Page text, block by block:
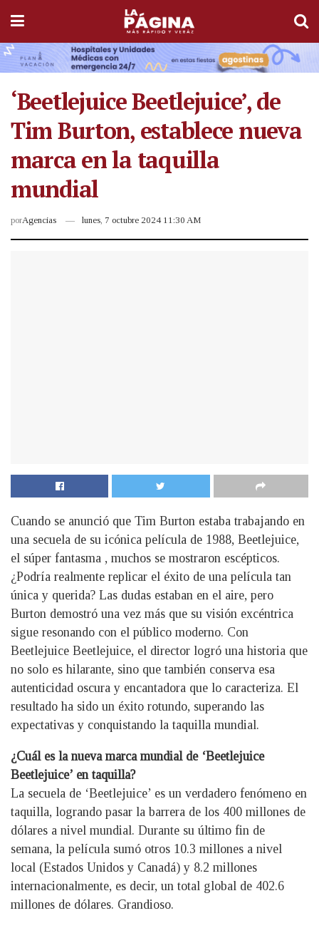
‘Beetlejuice Beetlejuice’, de
Tim Burton, establece nueva
marca en la taquilla
mundial
porAgencias lunes, 7 octubre 2024 11:30 AM
Cuando se anunció que Tim Burton estaba trabajando en
una secuela de su icónica película de 1988, Beetlejuice,
el súper fantasma , muchos se mostraron escépticos.
¿Podría realmente replicar el éxito de una película tan
única y querida? Las dudas estaban en el aire, pero
Burton demostró una vez más que su visión excéntrica
sigue resonando con el público moderno. Con
Beetlejuice Beetlejuice, el director logró una historia que
no solo es hilarante, sino que también conserva esa
autenticidad oscura y encantadora que lo caracteriza. El
resultado ha sido un éxito rotundo, superando las
expectativas y conquistando la taquilla mundial.
¿Cuál es la nueva marca mundial de ‘Beetlejuice
Beetlejuice’ en taquilla?
La secuela de ‘Beetlejuice’ es un verdadero fenómeno en
taquilla, logrando pasar la barrera de los 400 millones de
dólares a nivel mundial. Durante su último fin de
semana, la película sumó otros 10.3 millones a nivel
local (Estados Unidos y Canadá) y 8.2 millones
internacionalmente, es decir, un total global de 402.6
millones de dólares. Grandioso.